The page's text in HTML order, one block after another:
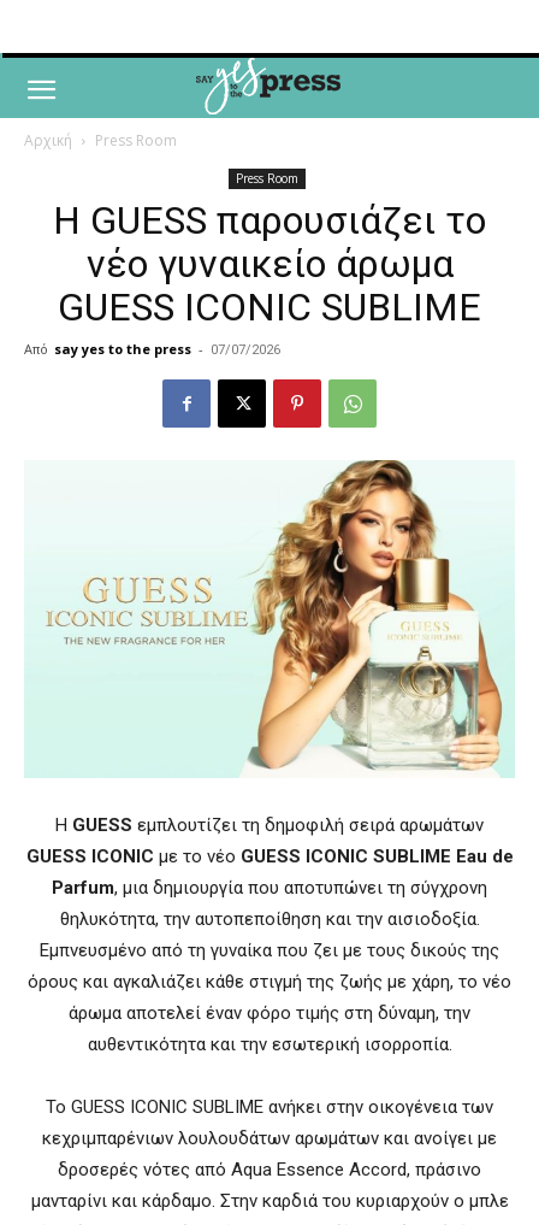
Αρχική Press Room
Press Room
Η GUESS παρουσιάζει το
νέο γυναικείο άρωμα
GUESS ICONIC SUBLIME
Από say yes to the press - 07/07/2026
Η GUESS εμπλουτίζει τη δημοφιλή σειρά αρωμάτων
GUESS ICONIC με το νέο GUESS ICONIC SUBLIME Eau de
Parfum, μια δημιουργία που αποτυπώνει τη σύγχρονη
θηλυκότητα, την αυτοπεποίθηση και την αισιοδοξία.
Εμπνευσμένο από τη γυναίκα που ζει με τους δικούς της
όρους και αγκαλιάζει κάθε στιγμή της ζωής με χάρη, το νέο
άρωμα αποτελεί έναν φόρο τιμής στη δύναμη, την
αυθεντικότητα και την εσωτερική ισορροπία.
Το GUESS ICONIC SUBLIME ανήκει στην οικογένεια των
κεχριμπαρένιων λουλουδάτων αρωμάτων και ανοίγει με
δροσερές νότες από Aqua Essence Accord, πράσινο
μανταρίνι και κάρδαμο. Στην καρδιά του κυριαρχούν ο μπλε